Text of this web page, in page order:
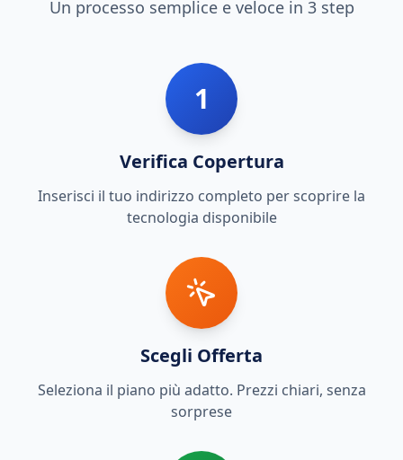
Un processo semplice e veloce in 3 step
1
Verifica Copertura
Inserisci il tuo indirizzo completo per scoprire la
tecnologia disponibile
Scegli Offerta
Seleziona il piano più adatto. Prezzi chiari, senza
sorprese